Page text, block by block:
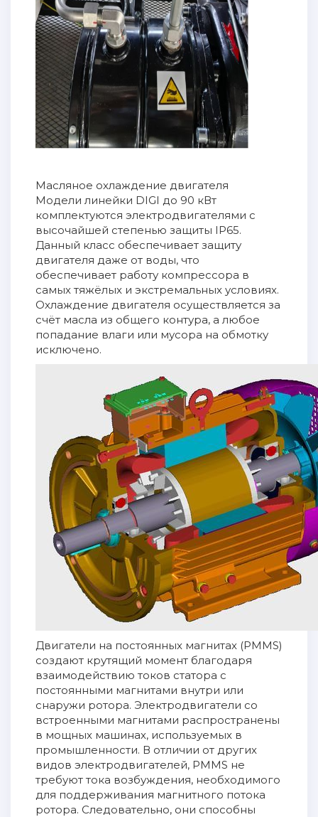
Масляное охлаждение двигателя
Модели линейки DIGI до 90 кВт
комплектуются электродвигателями с
высочайшей степенью защиты IP65.
Данный класс обеспечивает защиту
двигателя даже от воды, что
обеспечивает работу компрессора в
самых тяжёлых и экстремальных условиях.
Охлаждение двигателя осуществляется за
счёт масла из общего контура, а любое
попадание влаги или мусора на обмотку
исключено.
Двигатели на постоянных магнитах (PMMS)
создают крутящий момент благодаря
взаимодействию токов статора с
постоянными магнитами внутри или
снаружи ротора. Электродвигатели со
встроенными магнитами распространены
в мощных машинах, используемых в
промышленности. В отличии от других
видов электродвигателей, PMMS не
требуют тока возбуждения, необходимого
для поддерживания магнитного потока
ротора. Следовательно, они способны